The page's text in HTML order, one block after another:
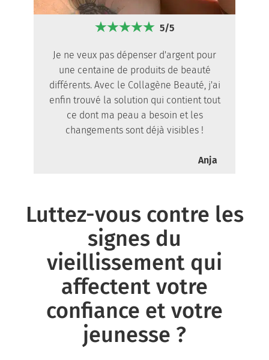
5/5
Je ne veux pas dépenser d'argent pour
une centaine de produits de beauté
différents. Avec le Collagène Beauté, j'ai
enfin trouvé la solution qui contient tout
ce dont ma peau a besoin et les
changements sont déjà visibles !
Anja
Luttez-vous contre les
signes du
vieillissement qui
affectent votre
confiance et votre
jeunesse ?